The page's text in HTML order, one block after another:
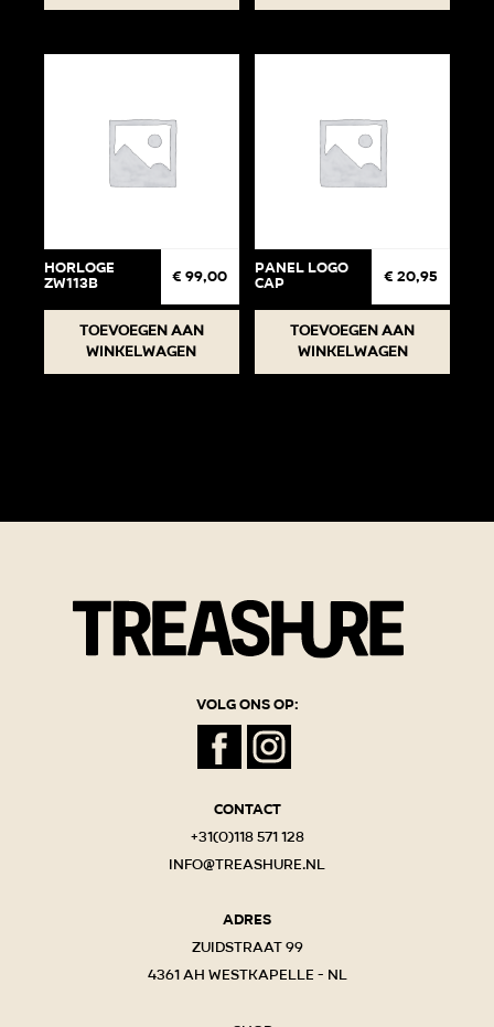
Horloge
ZW113B € 99,00
Toevoegen aan
winkelwagen
Panel Logo
cap € 20,95
Toevoegen aan
winkelwagen
Volg ons op:
Contact
+31(0)118 571 128
info@treashure.nl
Adres
Zuidstraat 99
4361 AH Westkapelle - NL